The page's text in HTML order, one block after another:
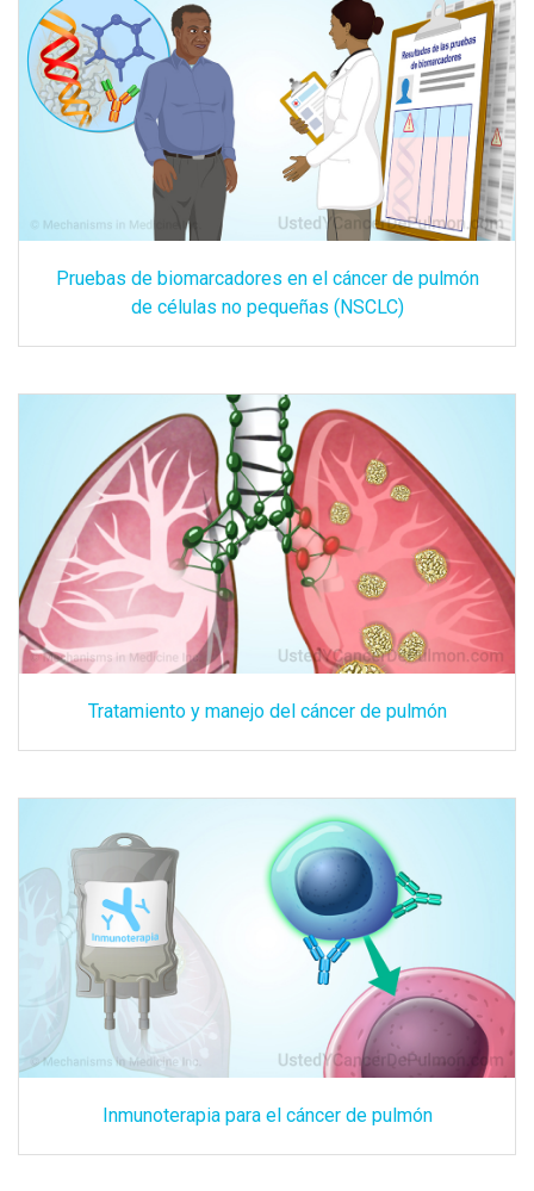
Pruebas de biomarcadores en el cáncer de pulmón
de células no pequeñas (NSCLC)
Tratamiento y manejo del cáncer de pulmón
Inmunoterapia para el cáncer de pulmón